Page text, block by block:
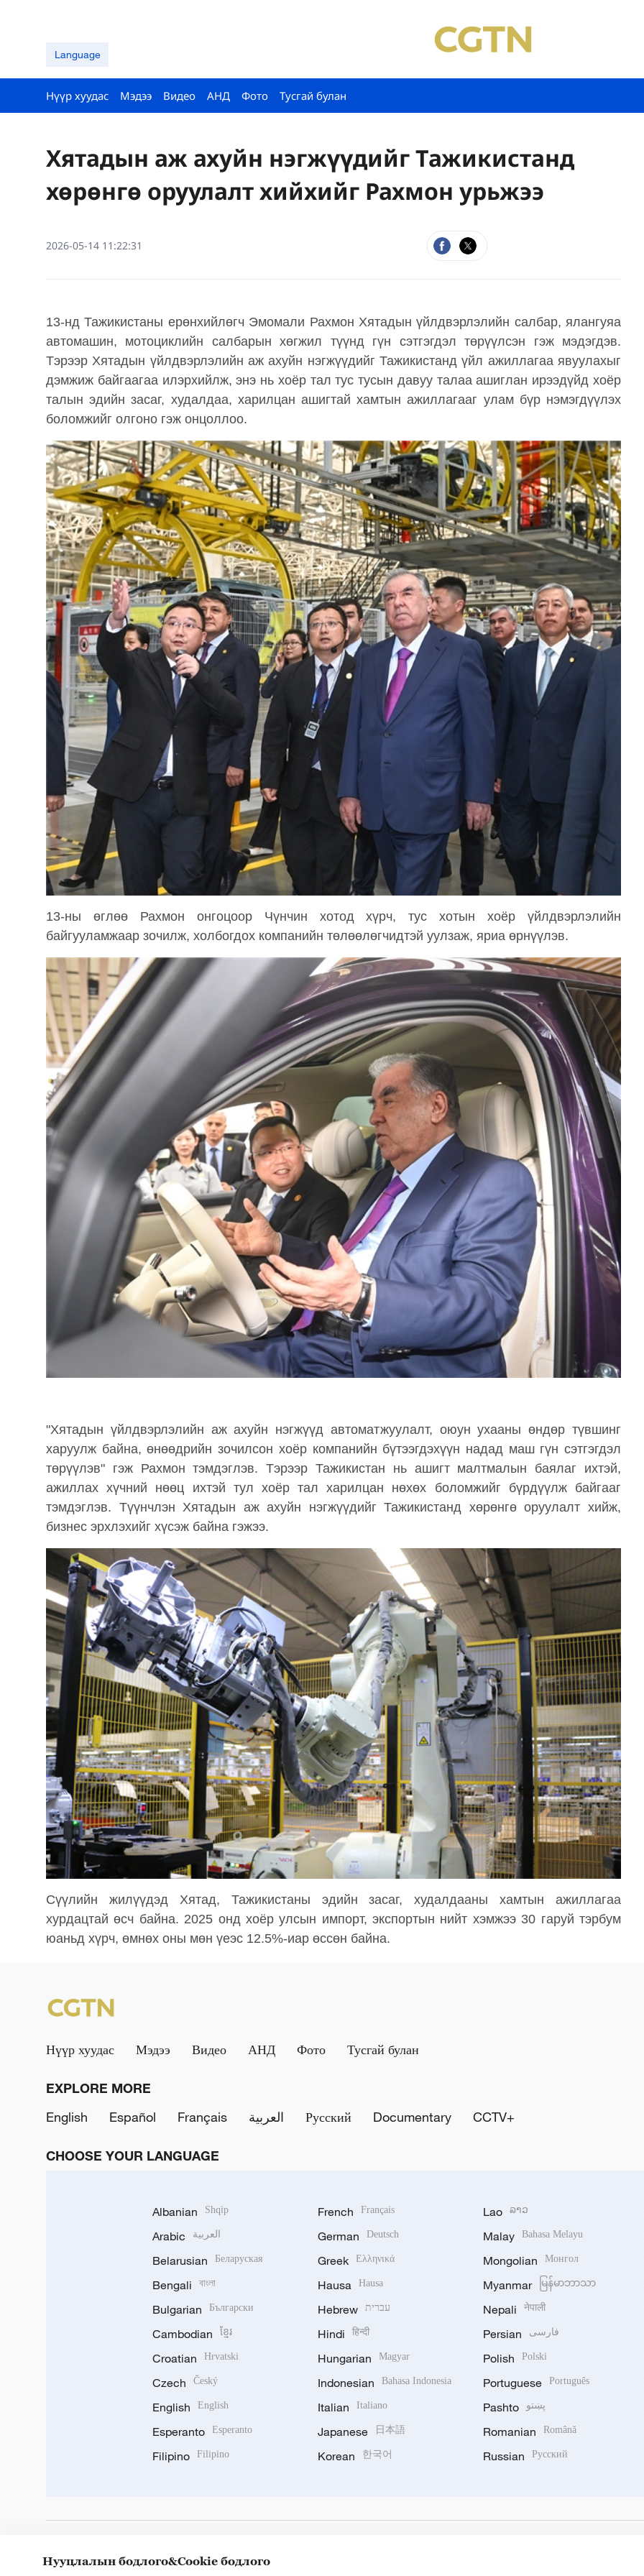
Language
Нүүр хуудас Мэдээ Видео АНД Фото Тусгай булан
Хятадын аж ахуйн нэгжүүдийг Тажикистанд
хөрөнгө оруулалт хийхийг Рахмон урьжээ
2026-05-14 11:22:31
13-нд Тажикистаны ерөнхийлөгч Эмомали Рахмон Хятадын үйлдвэрлэлийн салбар, ялангуяа
автомашин, мотоциклийн салбарын хөгжил түүнд гүн сэтгэгдэл төрүүлсэн гэж мэдэгдэв.
Тэрээр Хятадын үйлдвэрлэлийн аж ахуйн нэгжүүдийг Тажикистанд үйл ажиллагаа явуулахыг
дэмжиж байгаагаа илэрхийлж, энэ нь хоёр тал тус тусын давуу талаа ашиглан ирээдүйд хоёр
талын эдийн засаг, худалдаа, харилцан ашигтай хамтын ажиллагааг улам бүр нэмэгдүүлэх
боломжийг олгоно гэж онцоллоо.
13-ны өглөө Рахмон онгоцоор Чүнчин хотод хүрч, тус хотын хоёр үйлдвэрлэлийн
байгууламжаар зочилж, холбогдох компанийн төлөөлөгчидтэй уулзаж, яриа өрнүүлэв.
"Хятадын үйлдвэрлэлийн аж ахуйн нэгжүүд автоматжуулалт, оюун ухааны өндөр түвшинг
харуулж байна, өнөөдрийн зочилсон хоёр компанийн бүтээгдэхүүн надад маш гүн сэтгэгдэл
төрүүлэв" гэж Рахмон тэмдэглэв. Тэрээр Тажикистан нь ашигт малтмалын баялаг ихтэй,
ажиллах хүчний нөөц ихтэй тул хоёр тал харилцан нөхөх боломжийг бүрдүүлж байгааг
тэмдэглэв. Түүнчлэн Хятадын аж ахуйн нэгжүүдийг Тажикистанд хөрөнгө оруулалт хийж,
бизнес эрхлэхийг хүсэж байна гэжээ.
Сүүлийн жилүүдэд Хятад, Тажикистаны эдийн засаг, худалдааны хамтын ажиллагаа
хурдацтай өсч байна. 2025 онд хоёр улсын импорт, экспортын нийт хэмжээ 30 гаруй тэрбум
юаньд хүрч, өмнөх оны мөн үеэс 12.5%-иар өссөн байна.
Нүүр хуудас Мэдээ Видео АНД Фото Тусгай булан
EXPLORE MORE
English
Español Français العربية Русский Documentary CCTV+
CHOOSE YOUR LANGUAGE
Albanian Shqip
Arabic العربية
Belarusian Беларуская
Bengali বাংলা
Bulgarian Български
Cambodian ខ្មែរ
Croatian Hrvatski
Czech Český
English English
Esperanto Esperanto
Filipino Filipino
French Français
German Deutsch
Greek Ελληνικά
Hausa Hausa
Hebrew עברית
Hindi हिन्दी
Hungarian Magyar
Indonesian Bahasa Indonesia
Italian Italiano
Japanese 日本語
Korean 한국어
Lao ລາວ
Malay Bahasa Melayu
Mongolian Монгол
Myanmar မြန်မာဘာသာ
Nepali नेपाली
Persian فارسی
Polish Polski
Portuguese Português
Pashto پښتو
Romanian Română
Russian Русский
Нууцлалын бодлого&Cookie бодлого